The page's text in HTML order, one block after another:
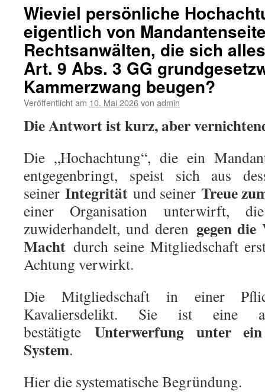
Wieviel persönliche
eigentlich von
Rechtsanwälten, die sich
Art. 9 Abs. 3 GG
Kammerzwang beugen?
Veröffentlicht am 10. Mai 2026von admin
Die Antwort ist kurz, aber
Die „Hochachtung“, die ein
entgegenbringt, speist sich aus
seiner Integrität und seiner Treue
einer Organisation unterwirft,
zuwiderhandelt, und deren gegen
Macht durch seine Mitgliedschaft
Achtung verwirkt.
Die Mitgliedschaft in einer
Kavaliersdelikt. Sie ist eine
bestätigteUnterwerfung unter ein
System.
Hier die systematische Begründung.